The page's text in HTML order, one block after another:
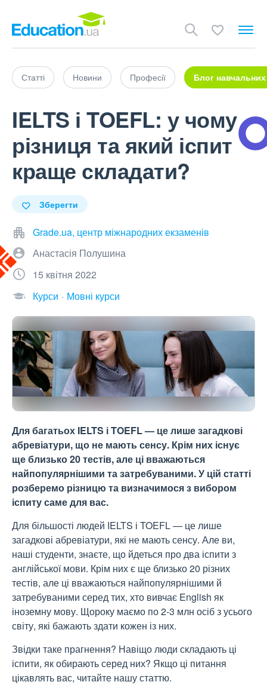
Статті Новини Професії Блог навчальних
IELTS і TOEFL: у чому
різниця та який іспит
краще складати?
Зберегти
Grade.ua, центр міжнародних екзаменів
Анастасія Полушина
15 квітня 2022
Курси
Мовні курси
Для багатьох IELTS і TOEFL — це лише загадкові
абревіатури, що не мають сенсу. Крім них існує
ще близько 20 тестів, але ці вважаються
найпопулярнішими та затребуваними. У цій статті
розберемо різницю та визначимося з вибором
іспиту саме для вас.
Для більшості людей IELTS і TOEFL — це лише
загадкові абревіатури, які не мають сенсу. Але ви,
наші студенти, знаєте, що йдеться про два іспити з
англійської мови. Крім них є ще близько 20 різних
тестів, але ці вважаються найпопулярнішими й
затребуваними серед тих, хто вивчає English як
іноземну мову. Щороку маємо по 2-3 млн осіб з усього
світу, які бажають здати кожен із них.
Звідки таке прагнення? Навіщо люди складають ці
іспити, як обирають серед них? Якщо ці питання
цікавлять вас, читайте нашу статтю.